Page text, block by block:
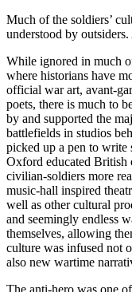
Much of the soldiers’
understood by
While ignored in much
where historians have
official war art, avant-
poets, there is much to
by and supported the
battlefields in studios
picked up a pen to write
Oxford educated British
civilian-soldiers more
music-hall inspired
well as other cultural
and seemingly endless
themselves, allowing
culture was infused not
also new wartime
The anti-hero was one